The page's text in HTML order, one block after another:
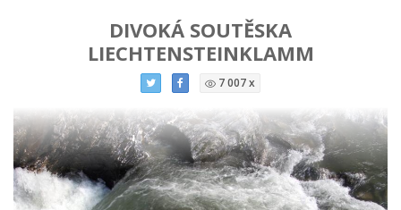
DIVOKÁ SOUTĚSKA
LIECHTENSTEINKLAMM
7 007 x